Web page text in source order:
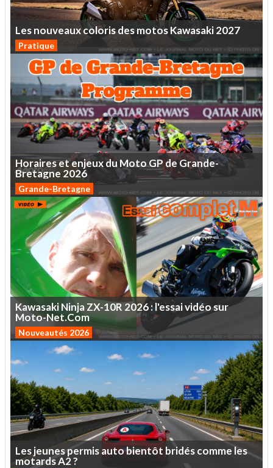
LesnouveauxcolorisdesmotosKawasaki2027
Pratique
HorairesetenjeuxduMotoGPdeGrande-
Bretagne 2026
Grande-Bretagne
KawasakiNinjaZX-10R 2026:l'essaividéosur
Moto-Net.Com
Nouveautés 2026
Lesjeunespermisautobientôt bridéscommeles
motardsA2?